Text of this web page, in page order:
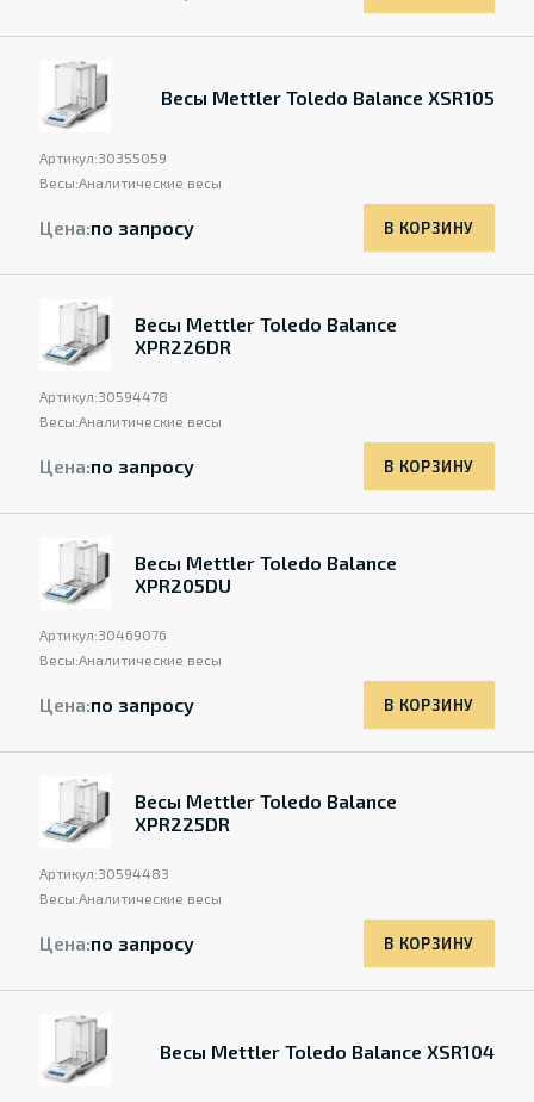
Весы Mettler Toledo Balance XSR105
Артикул:30355059
Весы:Аналитические весы
Цена:по запросу В КОРЗИНУ
Весы Mettler Toledo Balance
XPR226DR
Артикул:30594478
Весы:Аналитические весы
Цена:по запросу В КОРЗИНУ
Весы Mettler Toledo Balance
XPR205DU
Артикул:30469076
Весы:Аналитические весы
Цена:по запросу В КОРЗИНУ
Весы Mettler Toledo Balance
XPR225DR
Артикул:30594483
Весы:Аналитические весы
Цена:по запросу В КОРЗИНУ
Весы Mettler Toledo Balance XSR104